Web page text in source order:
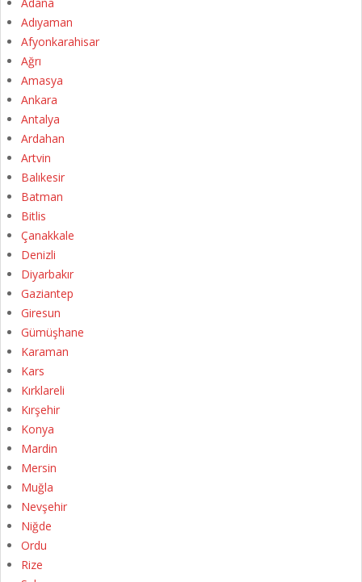
Adıyaman
Afyonkarahisar
Ağrı
Amasya
Ankara
Antalya
Ardahan
Artvin
Balıkesir
Batman
Bitlis
Çanakkale
Denizli
Diyarbakır
Gaziantep
Giresun
Gümüşhane
Karaman
Kars
Kırklareli
Kırşehir
Konya
Mardin
Mersin
Muğla
Nevşehir
Niğde
Ordu
Rize